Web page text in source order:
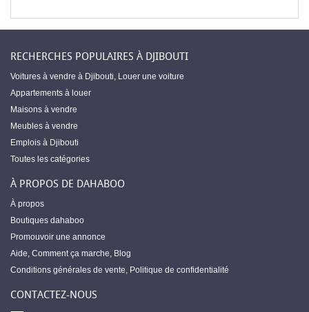
RECHERCHES POPULAIRES À DJIBOUTI
Voitures à vendre à Djibouti, Louer une voiture
Appartements à louer
Maisons à vendre
Meubles à vendre
Emplois à Djibouti
Toutes les catégories
À PROPOS DE DAHABOO
À propos
Boutiques dahaboo
Promouvoir une annonce
Aide, Comment ça marche, Blog
Conditions générales de vente, Politique de confidentialité
CONTACTEZ-NOUS